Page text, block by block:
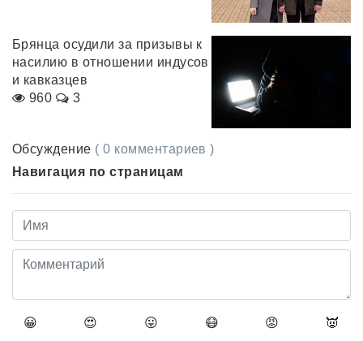
Брянца осудили за призывы к
насилию в отношении индусов
и кавказцев
960
3
Обсуждение ( 0 комментариев )
Навигация по страницам
😀 😍 😛 😷 😡 👿